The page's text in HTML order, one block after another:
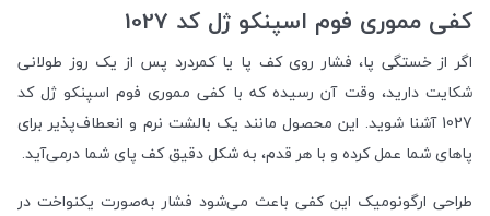
کفی مموری فوم اسپنکو ژل کد 1027
اگر از خستگی پا، فشار روی کف پا یا کمردرد پس از یک روز طولانی
شکایت دارید، وقت آن رسیده که با کفی مموری فوم اسپنکو ژل کد
1027 آشنا شوید. این محصول مانند یک بالشت نرم و انعطاف‌پذیر برای
پاهای شما عمل کرده و با هر قدم، به شکل دقیق کف پای شما درمی‌آید.
طراحی ارگونومیک این کفی باعث می‌شود فشار به‌صورت یکنواخت در